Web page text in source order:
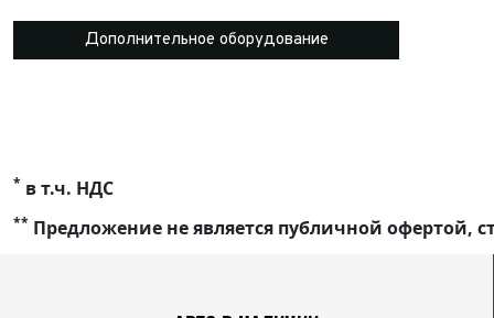
Дополнительное оборудование
* в т.ч. НДС
** Предложение не является публичной офертой,